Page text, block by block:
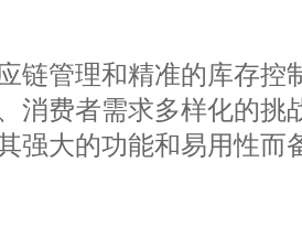
管理和精准的库存控
消费者需求多样化的
强大的功能和易用性